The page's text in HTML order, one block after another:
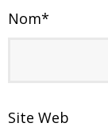
Nom*
Site Web